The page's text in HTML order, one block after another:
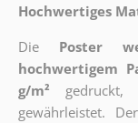
Hochwertiges
Die
Poster
hochwertigem
g/m²
gedruckt,
gewährleistet.